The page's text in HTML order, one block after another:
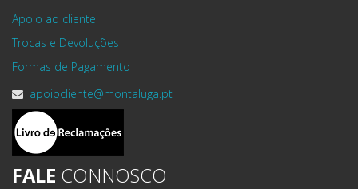
Apoio ao cliente
Trocas e Devoluções
Formas de Pagamento
apoiocliente@montaluga.pt
FALE CONNOSCO